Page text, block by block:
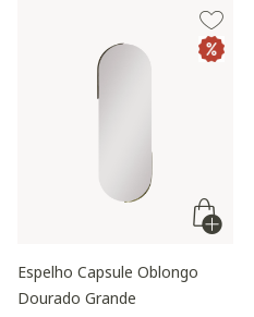
Espelho Capsule Oblongo
Dourado Grande